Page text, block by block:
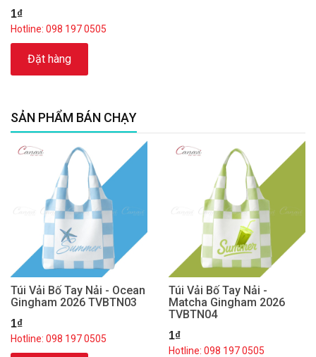
1₫
Hotline: 098 197 0505
Đặt hàng
SẢN PHẨM BÁN CHẠY
Túi Vải Bố Tay Nải - Ocean
Gingham 2026 TVBTN03
1₫
Hotline: 098 197 0505
Túi Vải Bố Tay Nải -
Matcha Gingham 2026
TVBTN04
1₫
Hotline: 098 197 0505